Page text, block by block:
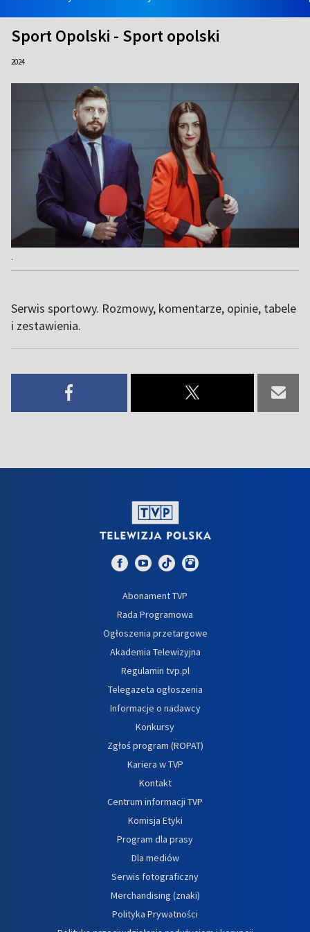
Sport Opolski - Sport opolski
2024
.
Serwis sportowy. Rozmowy, komentarze, opinie, tabele
i zestawienia.
Abonament TVP
Rada Programowa
Ogłoszenia przetargowe
Akademia Telewizyjna
Regulamin tvp.pl
Telegazeta ogłoszenia
Informacje o nadawcy
Konkursy
Zgłoś program (ROPAT)
Kariera w TVP
Kontakt
Centrum informacji TVP
Komisja Etyki
Program dla prasy
Dla mediów
Serwis fotograficzny
Merchandising (znaki)
Polityka Prywatności